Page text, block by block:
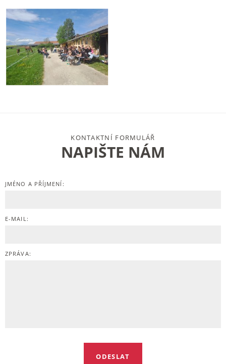
NAPIŠTE NÁM
KONTAKTNÍ FORMULÁŘ
JMÉNO A PŘÍJMENÍ:
E-MAIL:
ZPRÁVA: